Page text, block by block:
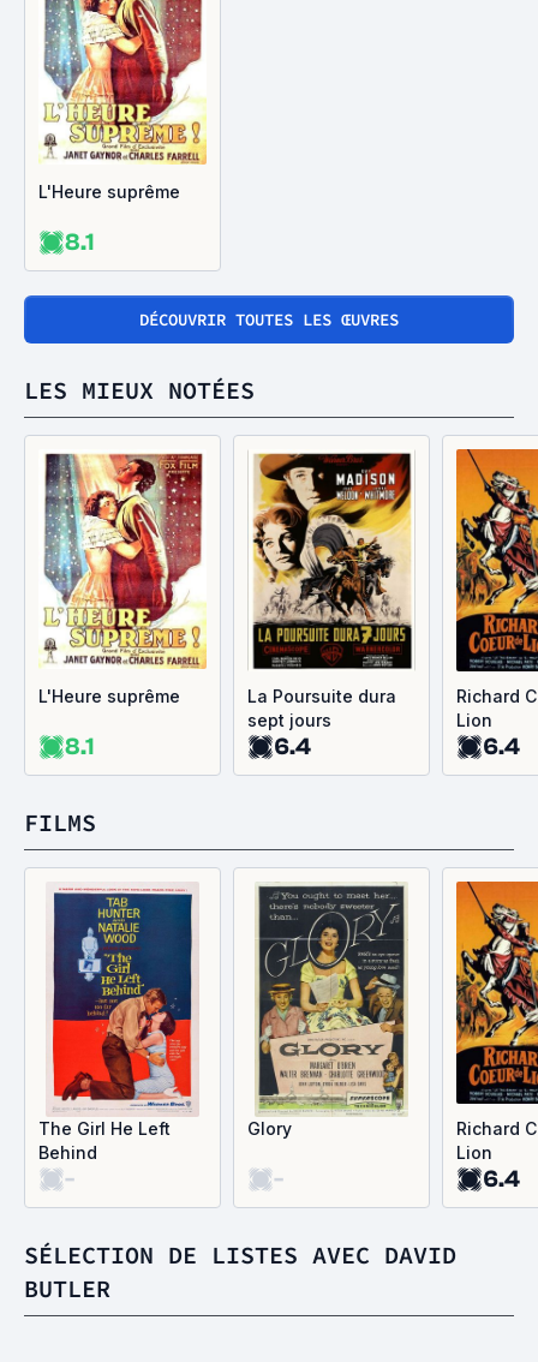
L'Heure suprême
8.1
DÉCOUVRIR TOUTES LES ŒUVRES
LES MIEUX NOTÉES
L'Heure suprême
8.1
La Poursuite dura
sept jours
6.4
Richard
Lion
6.4
FILMS
The Girl He Left
Behind
-
Glory
-
Richard
Lion
6.4
SÉLECTION DE LISTES AVEC DAVID
BUTLER